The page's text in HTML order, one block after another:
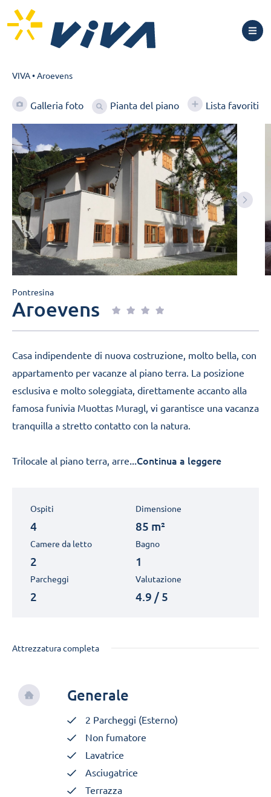
VIVA•Aroevens
Galleria foto Pianta del piano Lista favoriti
Pontresina
Aroevens
Casa indipendente di nuova costruzione, molto bella, con
appartamento per vacanze al piano terra. La posizione
esclusiva e molto soleggiata, direttamente accanto alla
famosa funivia Muottas Muragl, vi garantisce una vacanza
tranquilla a stretto contatto con la natura.
Trilocale al piano terra, arre...Continua a leggere
Ospiti
4
Dimensione
85 m²
Camere da letto
2
Bagno
1
Parcheggi
2
Valutazione
4.9 / 5
Attrezzatura completa
Generale
2 Parcheggi (Esterno)
Non fumatore
Lavatrice
Asciugatrice
Terrazza